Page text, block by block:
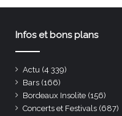
Infos et bons plans
Actu (4 339)
Bars (166)
Bordeaux Insolite (156)
Concerts et Festivals (687)